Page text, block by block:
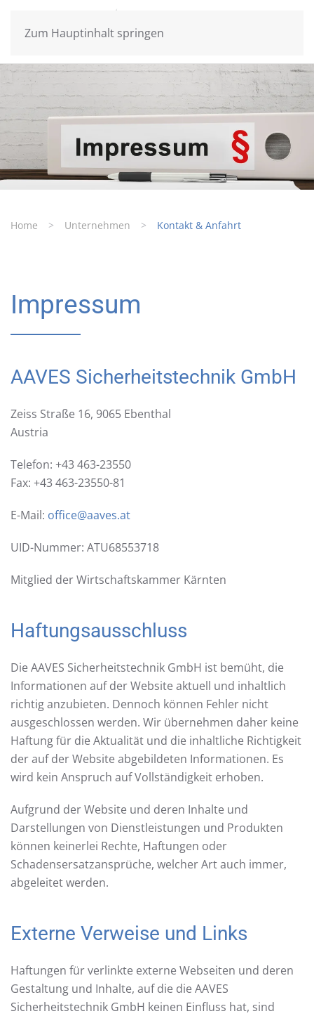
Zum Hauptinhalt springen
Home Unternehmen Kontakt & Anfahrt
Impressum
AAVES Sicherheitstechnik GmbH
Zeiss Straße 16, 9065 Ebenthal
Austria
Telefon: +43 463-23550
Fax: +43 463-23550-81
E-Mail: office@aaves.at
UID-Nummer: ATU68553718
Mitglied der Wirtschaftskammer Kärnten
Haftungsausschluss
Die AAVES Sicherheitstechnik GmbH ist bemüht, die
Informationen auf der Website aktuell und inhaltlich
richtig anzubieten. Dennoch können Fehler nicht
ausgeschlossen werden. Wir übernehmen daher keine
Haftung für die Aktualität und die inhaltliche Richtigkeit
der auf der Website abgebildeten Informationen. Es
wird kein Anspruch auf Vollständigkeit erhoben.
Aufgrund der Website und deren Inhalte und
Darstellungen von Dienstleistungen und Produkten
können keinerlei Rechte, Haftungen oder
Schadensersatzansprüche, welcher Art auch immer,
abgeleitet werden.
Externe Verweise und Links
Haftungen für verlinkte externe Webseiten und deren
Gestaltung und Inhalte, auf die die AAVES
Sicherheitstechnik GmbH keinen Einfluss hat, sind